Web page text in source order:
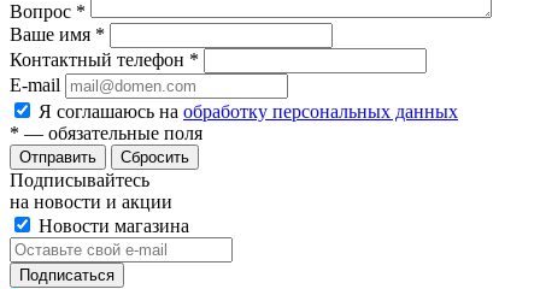
Вопрос *
Ваше имя *
Контактный телефон *
E-mail
Я соглашаюсь на обработку персональных данных
* — обязательные поля
Сбросить
Подписывайтесь
на новости и акции
Новости магазина